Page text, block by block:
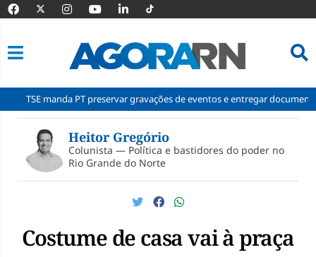
PT preservar gravações de eventos e entregar documentos à Corte
Pular
conteúdo
Heitor Gregório
Colunista — Política e bastidores do poder no
Rio Grande do Norte
Costume de casa vai à praça